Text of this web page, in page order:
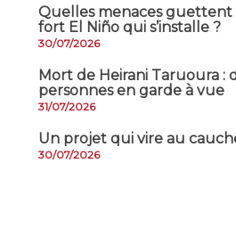
Quelles menaces guettent
fort El Niño qui s’installe ?
30/07/2026
Mort de Heirani Taruoura :
personnes en garde à vue
31/07/2026
Un projet qui vire au
30/07/2026